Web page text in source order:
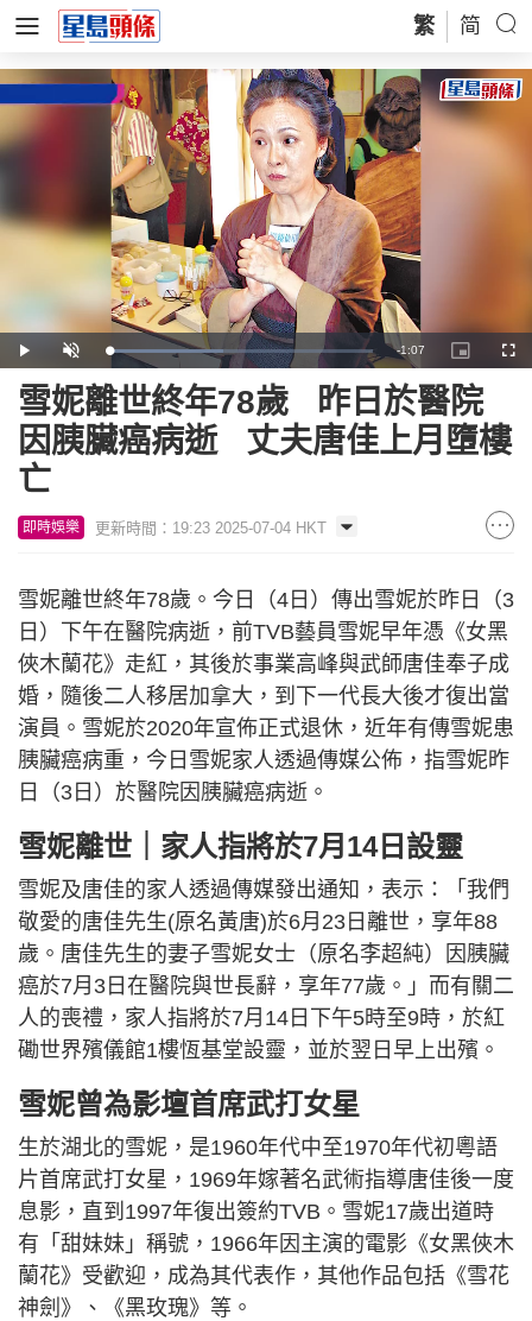
繁 简
Play Unmute Loaded:
43.94%
Remaining
Time
-1:07
Picture-
in-
雪妮離世終年78歲 昨日於醫院
因胰臟癌病逝 丈夫唐佳上月墮樓
亡
即時娛樂 更新時間：19:23 2025-07-04 HKT
雪妮離世終年78歲。今日（4日）傳出雪妮於昨日（3
日）下午在醫院病逝，前TVB藝員雪妮早年憑《女黑
俠木蘭花》走紅，其後於事業高峰與武師唐佳奉子成
婚，隨後二人移居加拿大，到下一代長大後才復出當
演員。雪妮於2020年宣佈正式退休，近年有傳雪妮患
胰臟癌病重，今日雪妮家人透過傳媒公佈，指雪妮昨
日（3日）於醫院因胰臟癌病逝。
雪妮離世｜家人指將於7月14日設靈
雪妮及唐佳的家人透過傳媒發出通知，表示：「我們
敬愛的唐佳先生(原名黃唐)於6月23日離世，享年88
歲。唐佳先生的妻子雪妮女士（原名李超純）因胰臟
癌於7月3日在醫院與世長辭，享年77歲。」而有關二
人的喪禮，家人指將於7月14日下午5時至9時，於紅
磡世界殯儀館1樓恆基堂設靈，並於翌日早上出殯。
雪妮曾為影壇首席武打女星
生於湖北的雪妮，是1960年代中至1970年代初粵語
片首席武打女星，1969年嫁著名武術指導唐佳後一度
息影，直到1997年復出簽約TVB。雪妮17歲出道時
有「甜妹妹」稱號，1966年因主演的電影《女黑俠木
蘭花》受歡迎，成為其代表作，其他作品包括《雪花
神劍》、《黑玫瑰》等。